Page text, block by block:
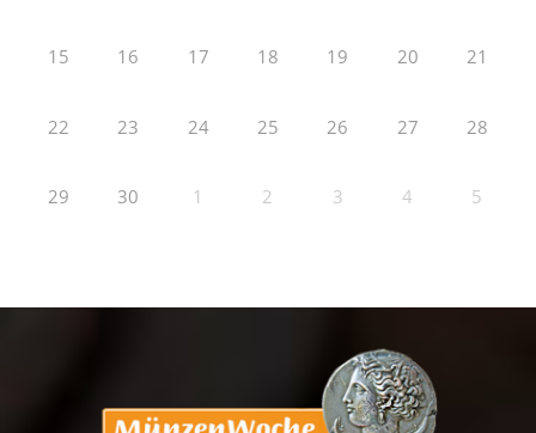
15 16 17 18 19 20 21
22 23 24 25 26 27 28
29 30 1 2 3 4 5